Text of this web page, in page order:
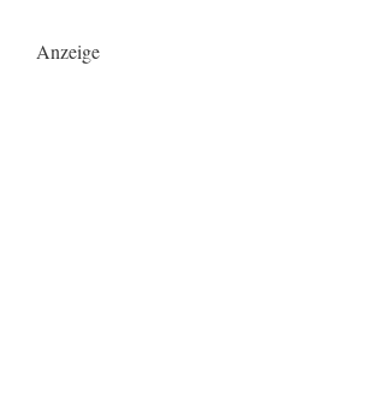
Anzeige